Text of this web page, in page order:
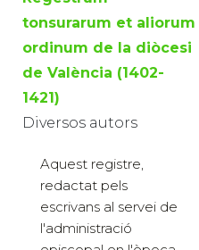
tonsurarum et aliorum
ordinum de la diòcesi
de València (1402-
1421)
Diversos autors
Aquest registre,
redactat pels
escrivans al servei de
l'administració